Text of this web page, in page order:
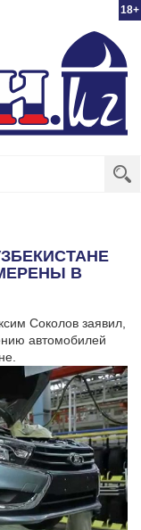
18+
В
Соколов заявил,
автомобилей